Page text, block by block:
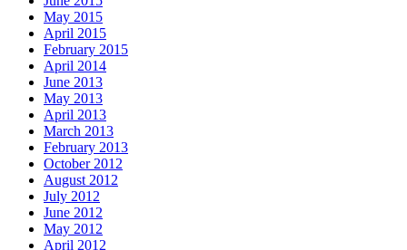
May 2015
April 2015
February 2015
April 2014
June 2013
May 2013
April 2013
March 2013
February 2013
October 2012
August 2012
July 2012
June 2012
May 2012
April 2012